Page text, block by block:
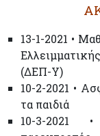
13-1-2021 •
(ΔΕΠ-Υ)
10-2-2021 •
τα παιδιά
10-3-2021